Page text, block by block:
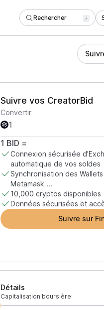
Rechercher /
Suivre vos CreatorBid
Convertir
1 BID =
Connexion sécurisée
automatique de vos soldes
Synchronisation des
Metamask ...
10,000 cryptos disponibles
Données sécurisées et
Suivre sur
Détails
Capitalisation boursière